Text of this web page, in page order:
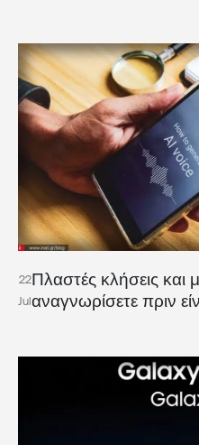
22
Jul
Πλαστές κλήσεις και
αναγνωρίσετε πριν